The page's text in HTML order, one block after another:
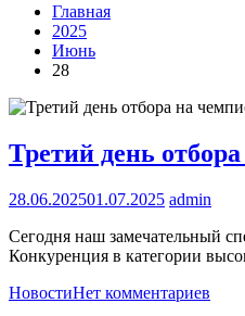
Главная
2025
Июнь
28
Третий день
28.06.202501.07.2025 admin
Сегодня наш замечательный
Конкуренция в категории
НовостиНет комментариев